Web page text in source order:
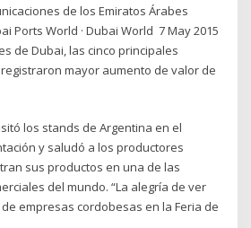
de los Emiratos Árabes
Ports World · Dubai World 7 May 2015
de Dubai, las cinco principales
mayor aumento de valor de
los stands de Argentina en el
y saludó a los productores
sus productos en una de las
del mundo. “La alegría de ver
empresas cordobesas en la Feria de